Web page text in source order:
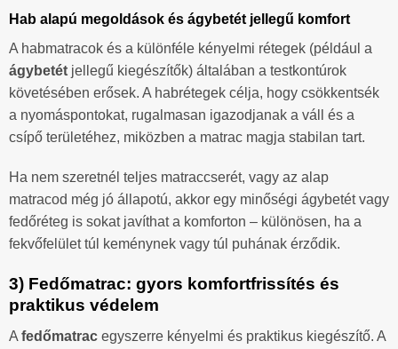
Hab alapú megoldások és ágybetét jellegű komfort
A habmatracok és a különféle kényelmi rétegek (például a
ágybetét jellegű kiegészítők) általában a testkontúrok
követésében erősek. A habrétegek célja, hogy csökkentsék
a nyomáspontokat, rugalmasan igazodjanak a váll és a
csípő területéhez, miközben a matrac magja stabilan tart.
Ha nem szeretnél teljes matraccserét, vagy az alap
matracod még jó állapotú, akkor egy minőségi ágybetét vagy
fedőréteg is sokat javíthat a komforton – különösen, ha a
fekvőfelület túl keménynek vagy túl puhának érződik.
3) Fedőmatrac: gyors komfortfrissítés és
praktikus védelem
A fedőmatrac egyszerre kényelmi és praktikus kiegészítő. A